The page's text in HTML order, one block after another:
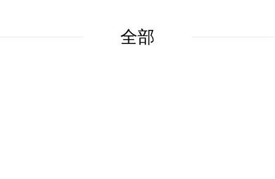
全部